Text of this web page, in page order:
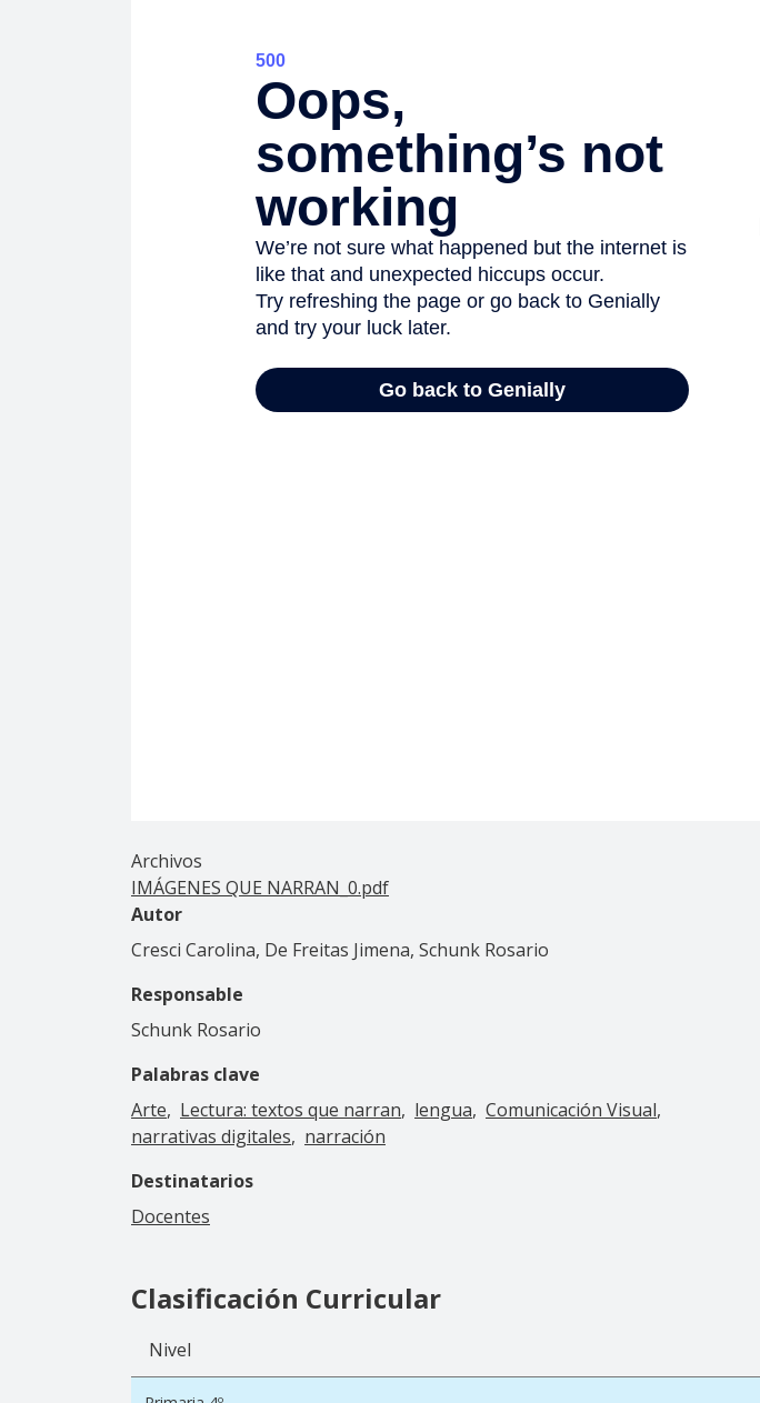
Archivos
IMÁGENES QUE NARRAN_0.pdf
Autor
Cresci Carolina, De Freitas Jimena, Schunk Rosario
Responsable
Schunk Rosario
Palabras clave
Arte
Lectura: textos que narran lengua Comunicación Visual
narrativas digitales
narración
Destinatarios
Docentes
Clasificación Curricular
Nivel